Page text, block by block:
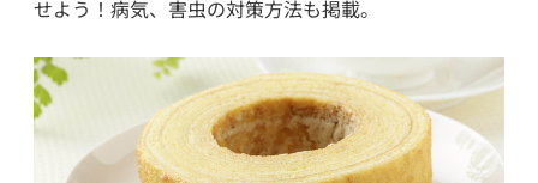
せよう！病気、害虫の対策方法も掲載。